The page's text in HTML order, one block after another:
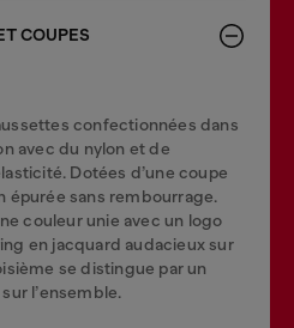
COUPES
confectionnées dans
avec du nylon et de
Dotées d’une coupe
épurée sans rembourrage.
couleur unie avec un logo
en jacquard audacieux sur
se distingue par un
l’ensemble.